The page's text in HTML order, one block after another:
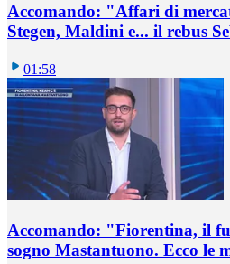
Accomando: "Affari di
Stegen, Maldini e... il rebus
01:58
Accomando: "Fiorentina, il
sogno Mastantuono. Ecco le